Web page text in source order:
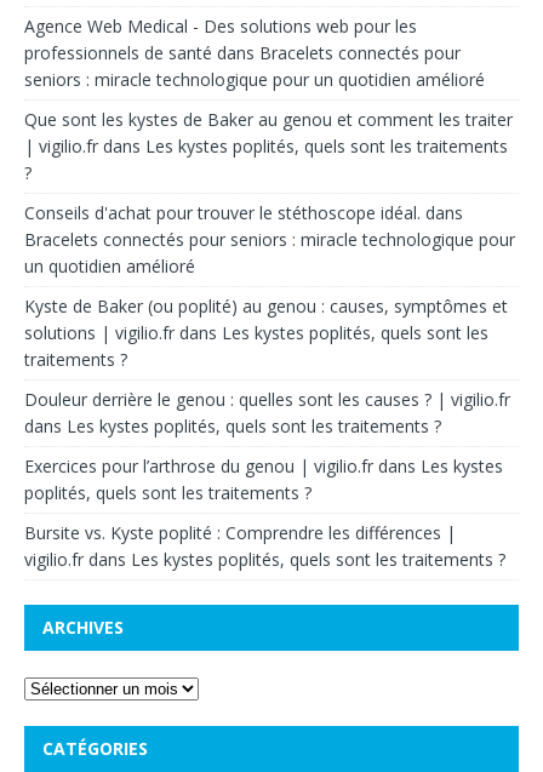
Agence Web Medical - Des solutions web pour les
professionnels de santé dans Bracelets connectés pour
seniors : miracle technologique pour un quotidien amélioré
Que sont les kystes de Baker au genou et comment les traiter
| vigilio.fr dans Les kystes poplités, quels sont les traitements
?
Conseils d'achat pour trouver le stéthoscope idéal. dans
Bracelets connectés pour seniors : miracle technologique pour
un quotidien amélioré
Kyste de Baker (ou poplité) au genou : causes, symptômes et
solutions | vigilio.fr dans Les kystes poplités, quels sont les
traitements ?
Douleur derrière le genou : quelles sont les causes ? | vigilio.fr
dans Les kystes poplités, quels sont les traitements ?
Exercices pour l’arthrose du genou | vigilio.fr dans Les kystes
poplités, quels sont les traitements ?
Bursite vs. Kyste poplité : Comprendre les différences |
vigilio.fr dans Les kystes poplités, quels sont les traitements ?
ARCHIVES
CATÉGORIES